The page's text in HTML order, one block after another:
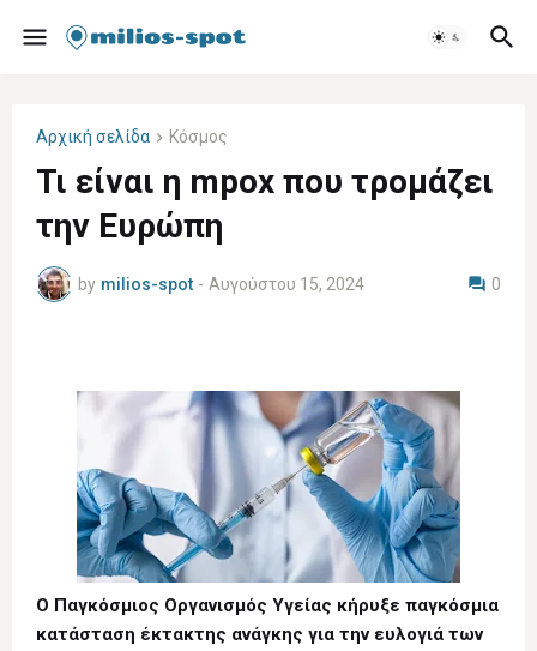
Αρχική σελίδα Κόσμος
Τι είναι η mpox που τρομάζει
την Ευρώπη
by milios-spot - Αυγούστου 15, 2024 0
Ο Παγκόσμιος Οργανισμός Υγείας κήρυξε παγκόσμια
κατάσταση έκτακτης ανάγκης για την ευλογιά των